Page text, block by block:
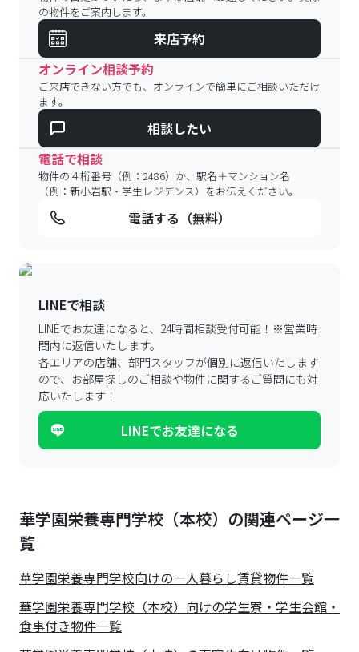
の物件をご案内します。
来店予約
オンライン相談予約
ご来店できない方でも、オンラインで簡単にご相談いただけ
ます。
相談したい
電話で相談
物件の４桁番号（例：2486）か、駅名＋マンション名
（例：新小岩駅・学生レジデンス）をお伝えください。
電話する（無料）
LINEで相談
LINEでお友達になると、24時間相談受付可能！ ※営業時
間内に返信いたします。
各エリアの店舗、部門スタッフが個別に返信いたします
ので、 お部屋探しのご相談や物件に関するご質問にも対
応いたします！
LINEでお友達になる
華学園栄養専門学校（本校）の関連ページ一
覧
華学園栄養専門学校向けの一人暮らし賃貸物件一覧
華学園栄養専門学校（本校）向けの学生寮・学生会館・
食事付き物件一覧